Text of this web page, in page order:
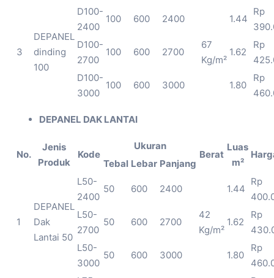
3
DEPANEL
dinding
100
D100-
2400
100 600 2400
67
Kg/m²
1.44
Rp
D100-
2700
100 600 2700 1.62
Rp
D100-
3000
100 600 3000 1.80
Rp
DEPANEL DAK LANTAI
No.
Jenis
Produk
Kode
Ukuran
Berat
Luas
m²
Tebal Lebar Panjang
1
DEPANEL
Dak
Lantai 50
L50-
2400
50 600 2400
42
Kg/m²
1.44
Rp
L50-
2700
50 600 2700 1.62
Rp
L50-
3000
50 600 3000 1.80
Rp